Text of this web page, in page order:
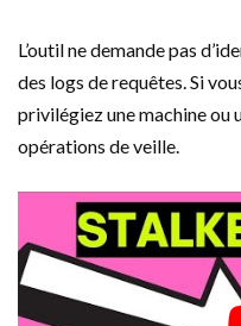
L’outil ne demande pas
des logs de requêtes. Si
privilégiez une machine ou
opérations de veille.